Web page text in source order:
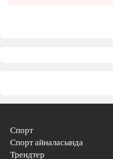
Спорт
Спорт айналасында
Трендтер